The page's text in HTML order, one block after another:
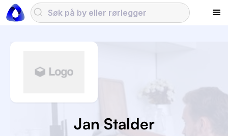
Jan Stalder